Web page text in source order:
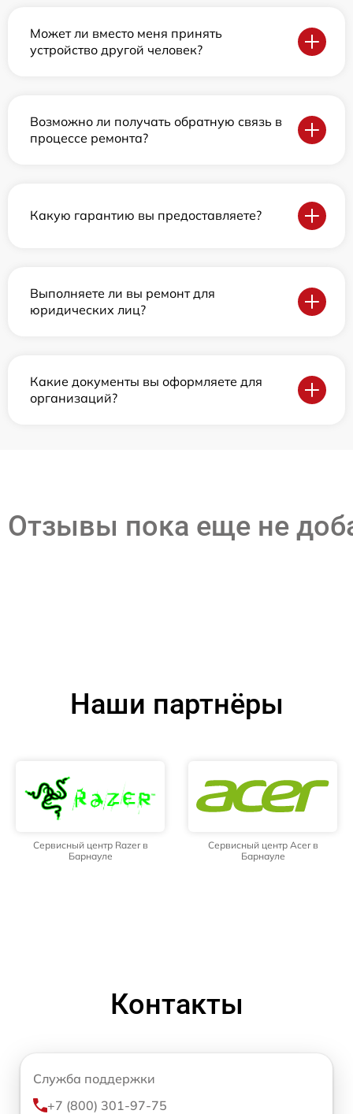
Может ли вместо меня принять
устройство другой человек?
Возможно ли получать обратную связь в
процессе ремонта?
Какую гарантию вы предоставляете?
Выполняете ли вы ремонт для
юридических лиц?
Какие документы вы оформляете для
организаций?
Отзывы пока еще не
Наши партнёры
Сервисный центр Razer в
Барнауле
Сервисный центр Acer в
Барнауле
Контакты
Служба поддержки
+7 (800) 301-97-75